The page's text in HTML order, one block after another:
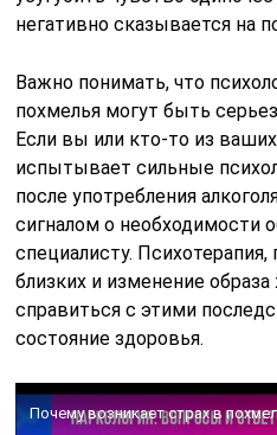
негативно сказывается на
Важно понимать, что
похмелья могут быть
Если вы или кто-то из
испытывает сильные
после употребления
сигналом о необходимости
специалисту.
близких и изменение
справиться с этими
состояние здоровья.
Почему возникает страх в